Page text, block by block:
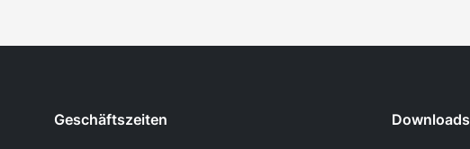
Geschäftszeiten Downloads